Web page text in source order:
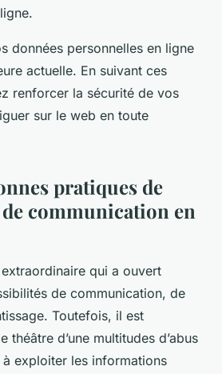
données personnelles en ligne
actuelle. En suivant ces
renforcer la sécurité de vos
sur le web en toute
pratiques de
communication en
qui a ouvert
de communication, de
Toutefois, il est
théâtre d’une multitudes d’abus
à exploiter les informations